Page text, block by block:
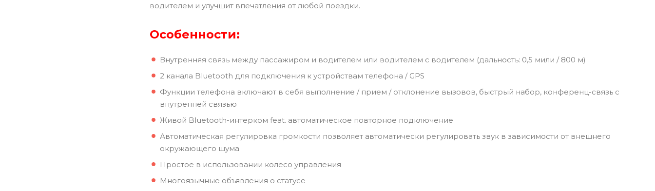
водителем и улучшит впечатления от любой поездки.
Особенности:
Внутренняя связь между пассажиром и водителем или водителем с водителем (дальность: 0,5 мили / 800 м)
2 канала Bluetooth для подключения к устройствам телефона / GPS
Функции телефона включают в себя выполнение / прием / отклонение вызовов, быстрый набор, конференц-связь с
внутренней связью
Живой Bluetooth-интерком feat. автоматическое повторное подключение
Автоматическая регулировка громкости позволяет автоматически регулировать звук в зависимости от внешнего
окружающего шума
Простое в использовании колесо управления
Многоязычные объявления о статусе